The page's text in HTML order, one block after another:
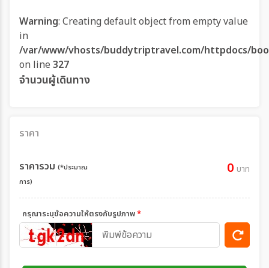
Warning: Creating default object from empty value
in
/var/www/vhosts/buddytriptravel.com/httpdocs/
on line 327
จำนวนผู้เดินทาง
ราคา
ราคารวม (*ประมาณ
การ)
0 บาท
กรุณาระบุข้อความให้ตรงกับรูปภาพ*